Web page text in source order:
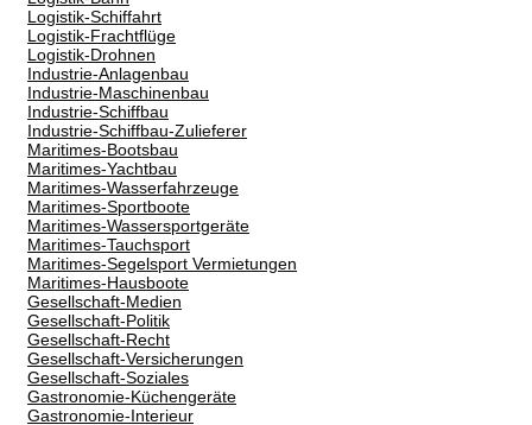
Logistik-Schiffahrt
Logistik-Frachtflüge
Logistik-Drohnen
Industrie-Anlagenbau
Industrie-Maschinenbau
Industrie-Schiffbau
Industrie-Schiffbau-Zulieferer
Maritimes-Bootsbau
Maritimes-Yachtbau
Maritimes-Wasserfahrzeuge
Maritimes-Sportboote
Maritimes-Wassersportgeräte
Maritimes-Tauchsport
Maritimes-Segelsport Vermietungen
Maritimes-Hausboote
Gesellschaft-Medien
Gesellschaft-Politik
Gesellschaft-Recht
Gesellschaft-Versicherungen
Gesellschaft-Soziales
Gastronomie-Küchengeräte
Gastronomie-Interieur